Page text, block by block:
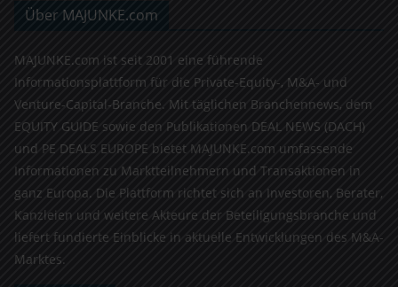
Über MAJUNKE.com
MAJUNKE.com ist seit 2001 eine führende
Informationsplattform für die Private-Equity-, M&A- und
Venture-Capital-Branche. Mit täglichen Branchennews, dem
EQUITY GUIDE sowie den Publikationen DEAL NEWS (DACH)
und PE DEALS EUROPE bietet MAJUNKE.com umfassende
Informationen zu Marktteilnehmern und Transaktionen in
ganz Europa. Die Plattform richtet sich an Investoren, Berater,
Kanzleien und weitere Akteure der Beteiligungsbranche und
liefert fundierte Einblicke in aktuelle Entwicklungen des M&A-
Marktes.